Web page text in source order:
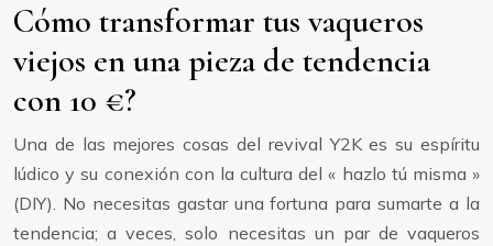
Cómo transformar tus vaqueros
viejos en una pieza de tendencia
con 10 €?
Una de las mejores cosas del revival Y2K es su espíritu
lúdico y su conexión con la cultura del « hazlo tú misma »
(DIY). No necesitas gastar una fortuna para sumarte a la
tendencia; a veces, solo necesitas un par de vaqueros